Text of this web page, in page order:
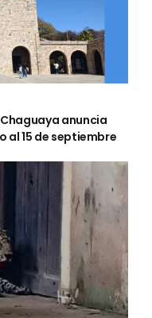
anuncia
al 15 de septiembre